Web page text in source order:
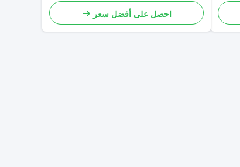
احصل على أفضل سعر